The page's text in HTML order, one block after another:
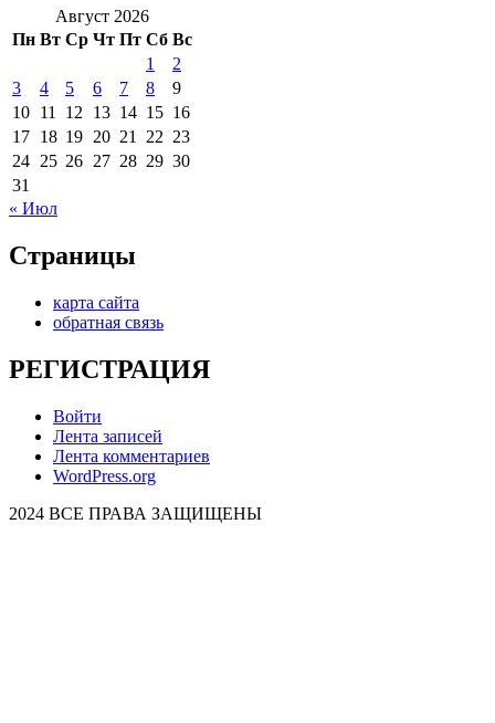
Август 2026
Пн Вт Ср Чт Пт Сб Вс
1
2
3
4 5 6 7 8
9
10 11 12 13 14 15 16
17 18 19 20 21 22 23
24 25 26 27 28 29 30
31
« Июл
Страницы
карта сайта
обратная связь
РЕГИСТРАЦИЯ
Войти
Лента записей
Лента комментариев
WordPress.org
2024 ВСЕ ПРАВА ЗАЩИЩЕНЫ